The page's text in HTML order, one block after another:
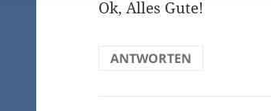
Ok, Alles Gute!
ANTWORTEN